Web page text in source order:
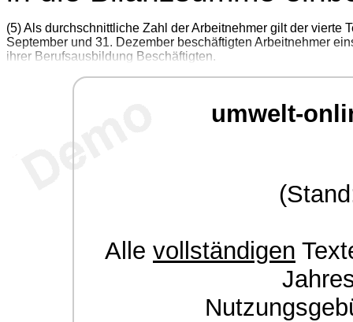
(5) Als durchschnittliche Zahl der Arbeitnehmer gilt der vierte
September und 31. Dezember beschäftigten Arbeitnehmer
ihrer Berufsausbildung Beschäftigten.
umwelt-
Alle vollständigen